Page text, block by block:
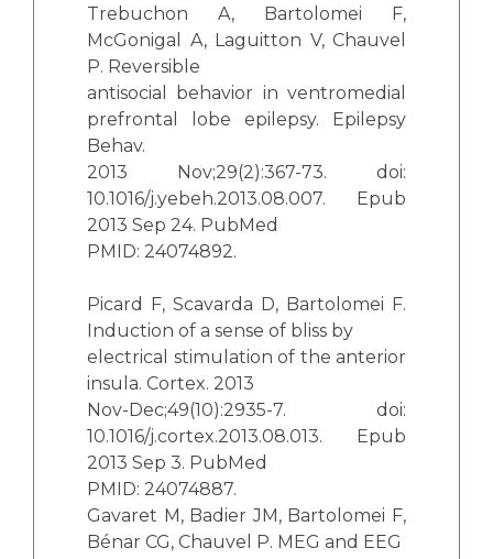
Trebuchon A, Bartolomei F,
McGonigal A, Laguitton V, Chauvel
P. Reversible
antisocial behavior in ventromedial
prefrontal lobe epilepsy. Epilepsy
Behav.
2013 Nov;29(2):367-73. doi:
10.1016/j.yebeh.2013.08.007. Epub
2013 Sep 24. PubMed
PMID: 24074892.
Picard F, Scavarda D, Bartolomei F.
Induction of a sense of bliss by
electrical stimulation of the anterior
insula. Cortex. 2013
Nov-Dec;49(10):2935-7. doi:
10.1016/j.cortex.2013.08.013. Epub
2013 Sep 3. PubMed
PMID: 24074887.
Gavaret M, Badier JM, Bartolomei F,
Bénar CG, Chauvel P. MEG and EEG